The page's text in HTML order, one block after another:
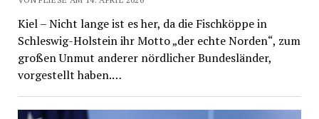
Kiel – Nicht lange ist es her, da die Fischköppe in
Schleswig-Holstein ihr Motto „der echte Norden“, zum
großen Unmut anderer nördlicher Bundesländer,
vorgestellt haben.…